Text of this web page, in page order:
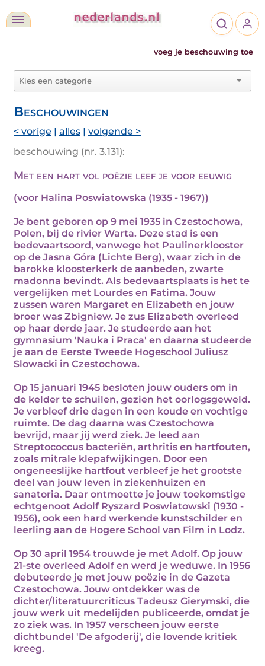
voeg je beschouwing toe
Beschouwingen
< vorige | alles | volgende >
beschouwing (nr. 3.131):
Met een hart vol poëzie leef je voor eeuwig
(voor Halina Poswiatowska (1935 - 1967))
Je bent geboren op 9 mei 1935 in Czestochowa,
Polen, bij de rivier Warta. Deze stad is een
bedevaartsoord, vanwege het Paulinerklooster
op de Jasna Góra (Lichte Berg), waar zich in de
barokke kloosterkerk de aanbeden, zwarte
madonna bevindt. Als bedevaartsplaats is het te
vergelijken met Lourdes en Fatima. Jouw
zussen waren Margaret en Elizabeth en jouw
broer was Zbigniew. Je zus Elizabeth overleed
op haar derde jaar. Je studeerde aan het
gymnasium 'Nauka i Praca' en daarna studeerde
je aan de Eerste Tweede Hogeschool Juliusz
Slowacki in Czestochowa.
Op 15 januari 1945 besloten jouw ouders om in
de kelder te schuilen, gezien het oorlogsgeweld.
Je verbleef drie dagen in een koude en vochtige
ruimte. De dag daarna was Czestochowa
bevrijd, maar jij werd ziek. Je leed aan
Streptococcus bacteriën, arthritis en hartfouten,
zoals mitrale klepafwijkingen. Door een
ongeneeslijke hartfout verbleef je het grootste
deel van jouw leven in ziekenhuizen en
sanatoria. Daar ontmoette je jouw toekomstige
echtgenoot Adolf Ryszard Poswiatowski (1930 -
1956), ook een hard werkende kunstschilder en
leerling aan de Hogere School van Film in Lodz.
Op 30 april 1954 trouwde je met Adolf. Op jouw
21-ste overleed Adolf en werd je weduwe. In 1956
debuteerde je met jouw poëzie in de Gazeta
Czestochowa. Jouw ontdekker was de
dichter/literatuurcriticus Tadeusz Gierymski, die
jouw werk uit medelijden publiceerde, omdat je
zo ziek was. In 1957 verscheen jouw eerste
dichtbundel 'De afgoderij', die lovende kritiek
kreeg.